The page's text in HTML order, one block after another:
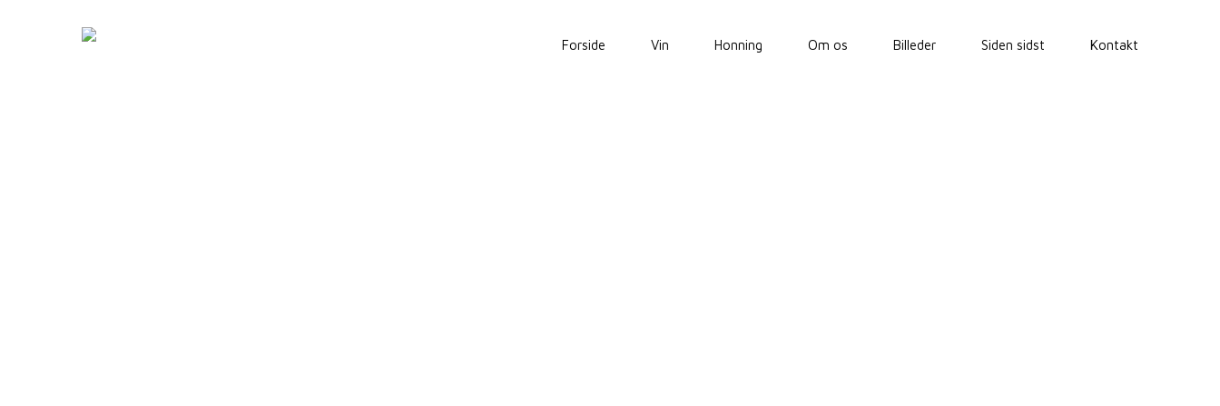
Forside Vin Honning Om os Billeder Siden sidst Kontakt